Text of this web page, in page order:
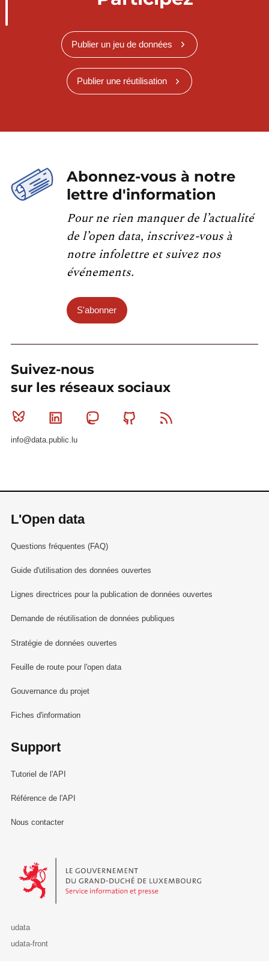
Publier un jeu de données
Publier une réutilisation
Abonnez-vous à notre
lettre d'information
Pour ne rien manquer de l’actualité
de l’open data, inscrivez-vous à
notre infolettre et suivez nos
événements.
S'abonner
Suivez-nous
sur les réseaux sociaux
Bluesky Linkedin MastodonGithub
info@data.public.lu
L'Open data
Questions fréquentes (FAQ)
Guide d'utilisation des données ouvertes
Lignes directrices pour la publication de données ouvertes
Demande de réutilisation de données publiques
Stratégie de données ouvertes
Feuille de route pour l'open data
Gouvernance du projet
Fiches d'information
Support
Tutoriel de l'API
Référence de l'API
Nous contacter
Le Gouvernement du Grand-Duché de Luxembourg - Service
udata
udata-front